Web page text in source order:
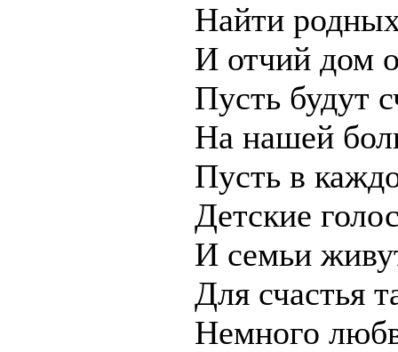
Найти
И отчий дом
Пусть будут
На нашей
Пусть в
Детские
И семьи
Для счастья
Немного